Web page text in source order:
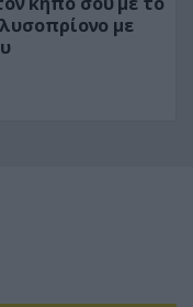
τριβόλι + VIP